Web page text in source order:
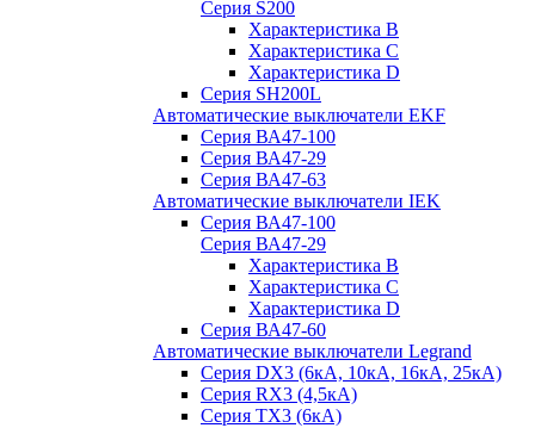
Серия S200
Характеристика B
Характеристика C
Характеристика D
Серия SH200L
Автоматические выключатели EKF
Серия ВА47-100
Серия ВА47-29
Серия ВА47-63
Автоматические выключатели IEK
Серия ВА47-100
Серия ВА47-29
Характеристика B
Характеристика C
Характеристика D
Серия ВА47-60
Автоматические выключатели Legrand
Серия DX3 (6кА, 10кА, 16кА, 25кА)
Серия RX3 (4,5кА)
Серия TX3 (6кА)